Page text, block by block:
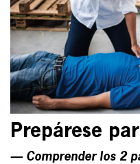
Prepárese
— Comprender los 2